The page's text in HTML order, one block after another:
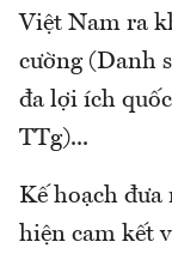
Việt Nam ra
cường (Danh
đa lợi ích
TTg)...
Kế hoạch đưa
hiện cam kết